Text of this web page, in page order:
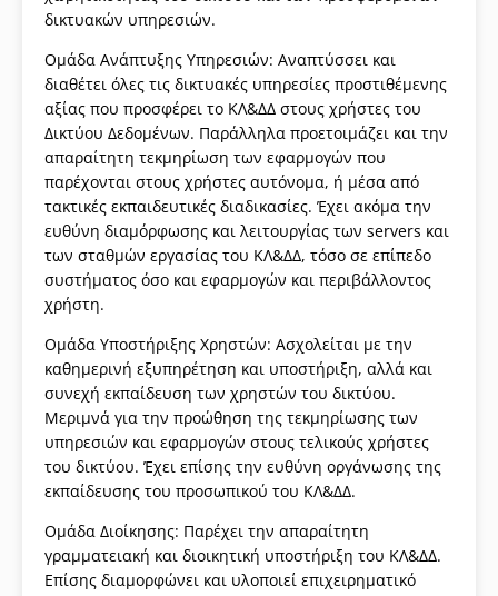
δικτυακών υπηρεσιών.
Ομάδα Ανάπτυξης Υπηρεσιών: Αναπτύσσει και
διαθέτει όλες τις δικτυακές υπηρεσίες προστιθέμενης
αξίας που προσφέρει το ΚΛ&ΔΔ στους χρήστες του
Δικτύου Δεδομένων. Παράλληλα προετοιμάζει και την
απαραίτητη τεκμηρίωση των εφαρμογών που
παρέχονται στους χρήστες αυτόνομα, ή μέσα από
τακτικές εκπαιδευτικές διαδικασίες. Έχει ακόμα την
ευθύνη διαμόρφωσης και λειτουργίας των servers και
των σταθμών εργασίας του ΚΛ&ΔΔ, τόσο σε επίπεδο
συστήματος όσο και εφαρμογών και περιβάλλοντος
χρήστη.
Ομάδα Υποστήριξης Χρηστών: Ασχολείται με την
καθημερινή εξυπηρέτηση και υποστήριξη, αλλά και
συνεχή εκπαίδευση των χρηστών του δικτύου.
Μεριμνά για την προώθηση της τεκμηρίωσης των
υπηρεσιών και εφαρμογών στους τελικούς χρήστες
του δικτύου. Έχει επίσης την ευθύνη οργάνωσης της
εκπαίδευσης του προσωπικού του ΚΛ&ΔΔ.
Ομάδα Διοίκησης: Παρέχει την απαραίτητη
γραμματειακή και διοικητική υποστήριξη του ΚΛ&ΔΔ.
Επίσης διαμορφώνει και υλοποιεί επιχειρηματικό